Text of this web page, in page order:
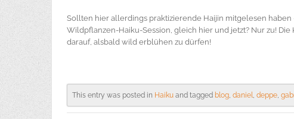
Sollten hier allerdings praktizierende Haijin mitgelesen
Wildpflanzen-Haiku-Session, gleich hier und jetzt? Nur zu!
darauf, alsbald wild erblühen zu dürfen!
This entry was posted in Haiku and tagged blog, daniel, deppe,